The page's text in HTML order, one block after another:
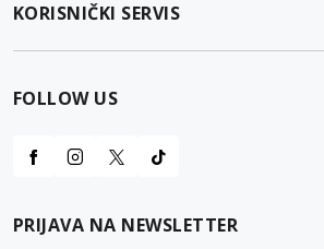
KORISNIČKI SERVIS
FOLLOW US
PRIJAVA NA NEWSLETTER